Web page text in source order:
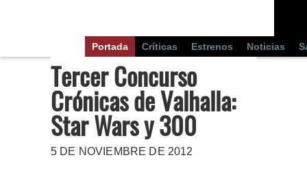
Portada Críticas Estrenos Noticias
Tercer Concurso
Crónicas de Valhalla:
Star Wars y 300
5 DE NOVIEMBRE DE 2012